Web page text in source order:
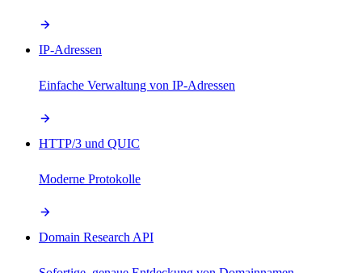
IP-Adressen
Einfache Verwaltung von IP-Adressen
HTTP/3 und QUIC
Moderne Protokolle
Domain Research API